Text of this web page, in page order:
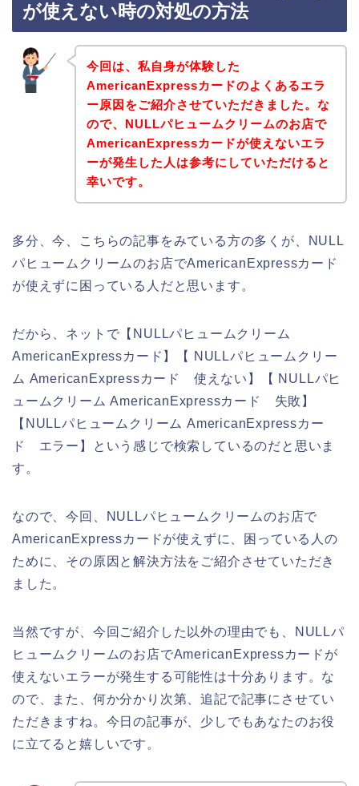
が使えない時の対処の方法
今回は、私自身が体験した
AmericanExpressカードのよくあるエラ
ー原因をご紹介させていただきました。な
ので、NULLパヒュームクリームのお店で
AmericanExpressカードが使えないエラ
ーが発生した人は参考にしていただけると
幸いです。
多分、今、こちらの記事をみている方の多くが、NULL
パヒュームクリームのお店でAmericanExpressカード
が使えずに困っている人だと思います。
だから、ネットで【NULLパヒュームクリーム
AmericanExpressカード】【 NULLパヒュームクリー
ム AmericanExpressカード 使えない】【 NULLパヒ
ュームクリーム AmericanExpressカード 失敗】
【NULLパヒュームクリーム AmericanExpressカー
ド エラー】という感じで検索しているのだと思いま
す。
なので、今回、NULLパヒュームクリームのお店で
AmericanExpressカードが使えずに、困っている人の
ために、その原因と解決方法をご紹介させていただき
ました。
当然ですが、今回ご紹介した以外の理由でも、NULLパ
ヒュームクリームのお店でAmericanExpressカードが
使えないエラーが発生する可能性は十分あります。な
ので、また、何か分かり次第、追記で記事にさせてい
ただきますね。今日の記事が、少しでもあなたのお役
に立てると嬉しいです。